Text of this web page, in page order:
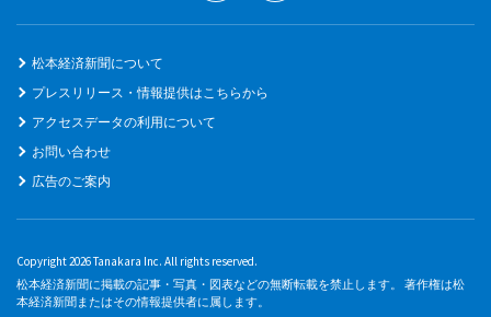
松本経済新聞について
プレスリリース・情報提供はこちらから
アクセスデータの利用について
お問い合わせ
広告のご案内
Copyright 2026 Tanakara Inc. All rights reserved.
松本経済新聞に掲載の記事・写真・図表などの無断転載を禁止します。 著作権は松
本経済新聞またはその情報提供者に属します。